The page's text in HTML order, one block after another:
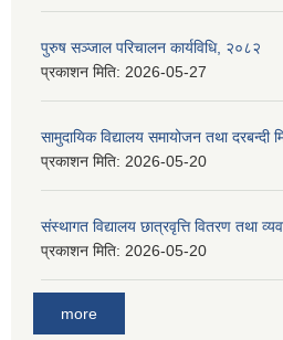
पुरुष सञ्जाल परिचालन कार्यविधि, २०८२
प्रकाशन मिति: 2026-05-27
सामुदायिक विद्यालय समायोजन तथा दरबन्दी
प्रकाशन मिति: 2026-05-20
संस्थागत विद्यालय छात्रवृत्ति वितरण तथा
प्रकाशन मिति: 2026-05-20
more